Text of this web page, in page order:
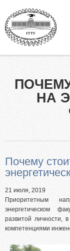
Высшее
Нормативные
Выпускникам
Личный
Олимпиада для
Целевая
Абитуриентам
КОНТАКТЫ
ИТОГИ
НА
Почему
21 июля, 2019
Приоритетным
энергетическом
развитой личности,
компетенциями